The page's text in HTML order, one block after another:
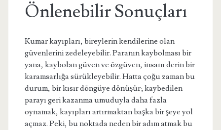
Önlenebilir Sonuçları
Kumar kayıpları, bireylerin kendilerine olan
güvenlerini zedeleyebilir. Paranın kaybolması bir
yana, kaybolan güven ve özgüven, insanı derin bir
karamsarlığa sürükleyebilir. Hatta çoğu zaman bu
durum, bir kısır döngüye dönüşür; kaybedilen
parayı geri kazanma umuduyla daha fazla
oynamak, kayıpları artırmaktan başka bir şeye yol
açmaz. Peki, bu noktada neden bir adım atmak bu